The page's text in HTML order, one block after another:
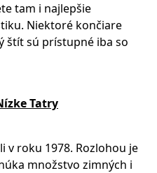
tam i najlepšie
Niektoré končiare
štít sú prístupné iba so
Tatry
v roku 1978. Rozlohou je
množstvo zimných i